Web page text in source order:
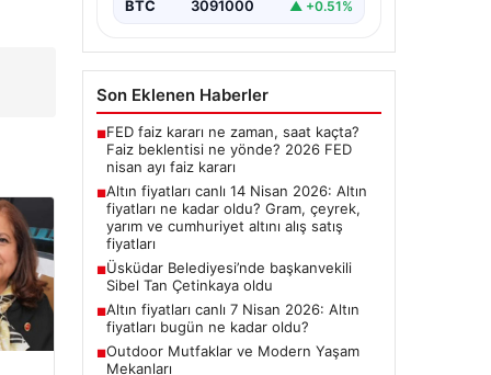
BTC 3091000 ▲ +0.51%
Son Eklenen Haberler
■FED faiz kararı ne zaman, saat kaçta?
Faiz beklentisi ne yönde? 2026 FED
nisan ayı faiz kararı
■Altın fiyatları canlı 14 Nisan 2026: Altın
fiyatları ne kadar oldu? Gram, çeyrek,
yarım ve cumhuriyet altını alış satış
fiyatları
■Üsküdar Belediyesi’nde başkanvekili
Sibel Tan Çetinkaya oldu
■Altın fiyatları canlı 7 Nisan 2026: Altın
fiyatları bugün ne kadar oldu?
■Outdoor Mutfaklar ve Modern Yaşam
Mekanları